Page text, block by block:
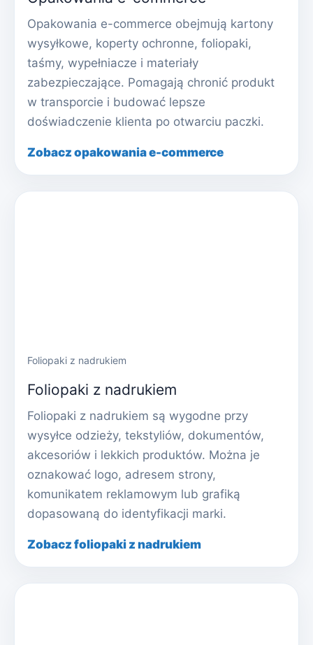
Opakowania e-commerce obejmują kartony
wysyłkowe, koperty ochronne, foliopaki,
taśmy, wypełniacze i materiały
zabezpieczające. Pomagają chronić produkt
w transporcie i budować lepsze
doświadczenie klienta po otwarciu paczki.
Zobacz opakowania e-commerce
Foliopaki z nadrukiem
Foliopaki z nadrukiem
Foliopaki z nadrukiem są wygodne przy
wysyłce odzieży, tekstyliów, dokumentów,
akcesoriów i lekkich produktów. Można je
oznakować logo, adresem strony,
komunikatem reklamowym lub grafiką
dopasowaną do identyfikacji marki.
Zobacz foliopaki z nadrukiem